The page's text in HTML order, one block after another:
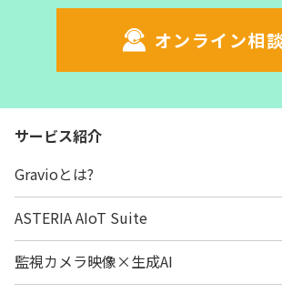
オンライン相談
サービス紹介
Gravioとは?
ASTERIA AIoT Suite
監視カメラ映像×生成AI